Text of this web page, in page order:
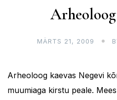
MÄRTS 21, 2009
Arheoloog kaevas Negevi
muumiaga kirstu peale.